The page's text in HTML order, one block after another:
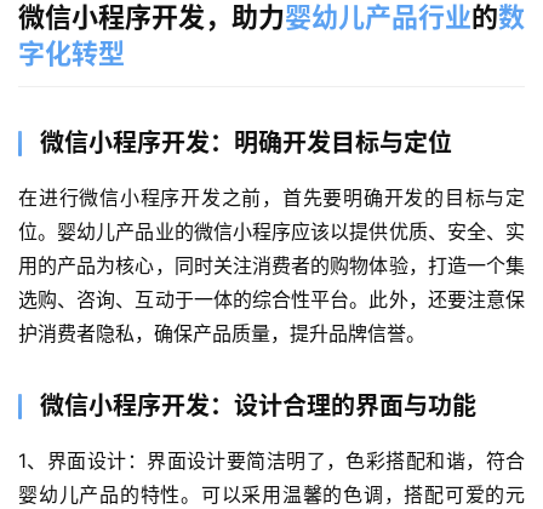
微信小程序开发，助力婴幼儿产品行业的数
字化转型
微信小程序开发：明确开发目标与定位
在进行微信小程序开发之前，首先要明确开发的目标与定
位。婴幼儿产品业的微信小程序应该以提供优质、安全、实
用的产品为核心，同时关注消费者的购物体验，打造一个集
选购、咨询、互动于一体的综合性平台。此外，还要注意保
护消费者隐私，确保产品质量，提升品牌信誉。
微信小程序开发：设计合理的界面与功能
1、界面设计：界面设计要简洁明了，色彩搭配和谐，符合
婴幼儿产品的特性。可以采用温馨的色调，搭配可爱的元